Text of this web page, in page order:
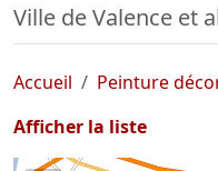
Ville de Valence et
Accueil Peinture
Afficher la liste